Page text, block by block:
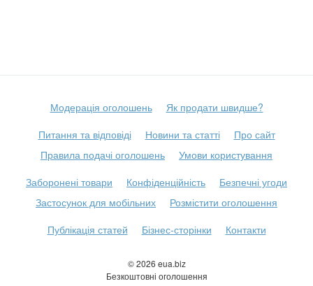
© 2026 eua.biz
Безкоштовні оголошення
Модерація оголошень
Як продати швидше?
Питання та відповіді
Новини та статті
Про сайт
Правила подачі оголошень
Умови користування
Заборонені товари
Конфіденційність
Безпечні угоди
Застосунок для мобільних
Розмістити оголошення
Публікація статей
Бізнес-сторінки Контакти